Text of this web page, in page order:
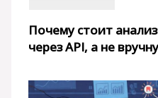
Почему стоит
через API, а не